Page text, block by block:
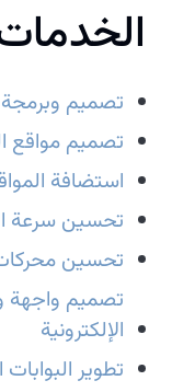
تصميم وبرمجة
تصميم مواقع
استضافة
تحسين سرعة
تحسين
تصميم واجهة
الإلكترونية
تطوير البوابات